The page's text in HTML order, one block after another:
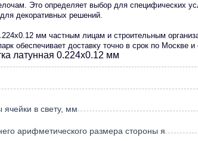
Это определяет выбор для специфических
декоративных решений.
мм частным лицам и строительным
обеспечивает доставку точно в срок по Москве и
латунная 0.224х0.12 мм
в свету, мм
арифметического размера стороны я